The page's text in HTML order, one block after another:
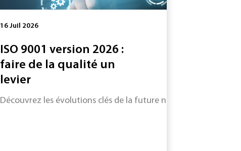
16 Juil 2026
ISO 9001 version 2026 :
faire de la qualité un
levier
Découvrez les évolutions clés de la future norme ISO 9001